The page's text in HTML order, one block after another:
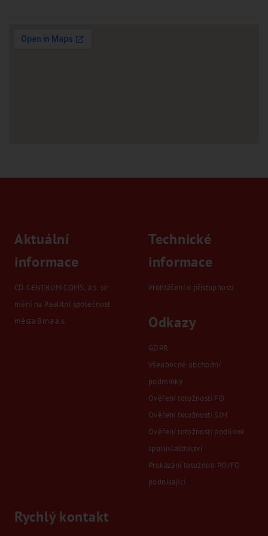
Aktuální
informace
CD CENTRUM COMS, a.s. se
mění na Realitní společnost
města Brna a.s.
Technické
informace
Prohlášení o přístupnosti
Odkazy
GDPR
Všeobecné obchodní
podmínky
Ověření totožnosti FO
Ověření totožnosti SJM
Ověření totožnosti podílové
spoluvlastnictví
Prokázání totožnoti PO/FO
podnikající
Rychlý kontakt